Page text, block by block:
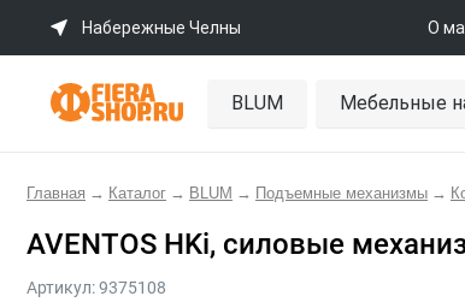
Набережные Челны О
BLUM Мебельные
Главная → Каталог → BLUM → Подъемные механизмы →
AVENTOS HKi, силовые
Артикул:9375108